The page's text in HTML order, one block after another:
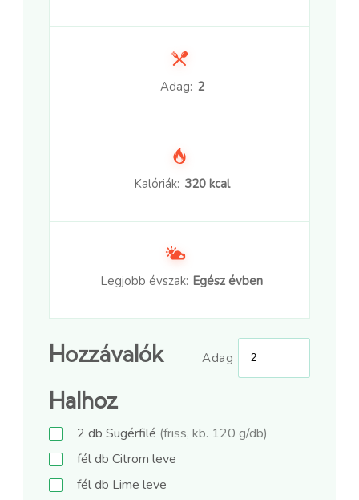
Adag: 2
Kalóriák: 320 kcal
Legjobb évszak: Egész évben
Hozzávalók Adag
Halhoz
2 db Sügérfilé (friss, kb. 120 g/db)
féldb Citrom leve
féldb Lime leve